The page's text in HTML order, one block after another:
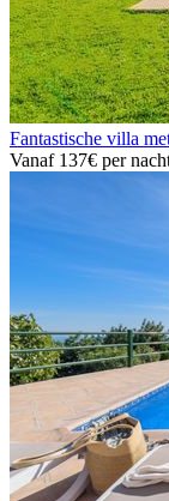
Fantastische villa
Vanaf 137€ per